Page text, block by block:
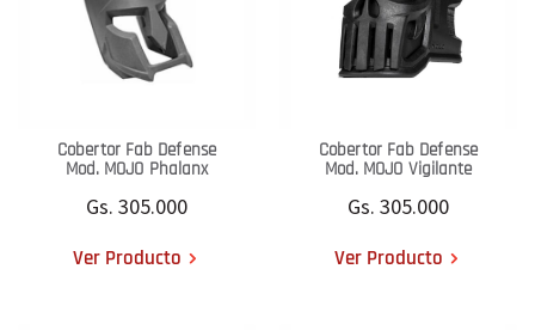
Cobertor Fab Defense
Mod. MOJO Phalanx
Gs. 305.000
Ver Producto
Cobertor Fab Defense
Mod. MOJO Vigilante
Gs. 305.000
Ver Producto